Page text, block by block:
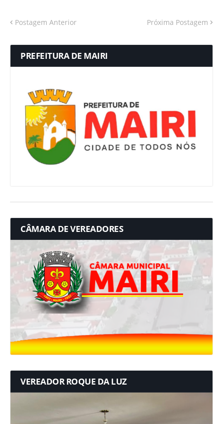
Postagem Anterior Próxima Postagem
PREFEITURA DE MAIRI
CÂMARA DE VEREADORES
VEREADOR ROQUE DA LUZ